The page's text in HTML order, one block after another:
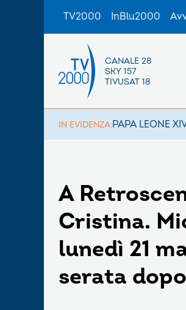
TV2000 InBlu2000
CANALE 28
SKY 157
TIVUSAT 18
IN EVIDENZA:PAPA LEONE
A
Cristina.
lunedì 21
serata